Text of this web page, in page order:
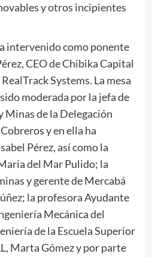
y otros incipientes
intervenido como ponente
CEO de Chibika Capital
Systems. La mesa
moderada por la jefa de
Minas de la Delegación
y en ella ha
Pérez, así como la
del Mar Pulido; la
y gerente de Mercabá
la profesora Ayudante
Mecánica del
de la Escuela Superior
Marta Gómez y por parte